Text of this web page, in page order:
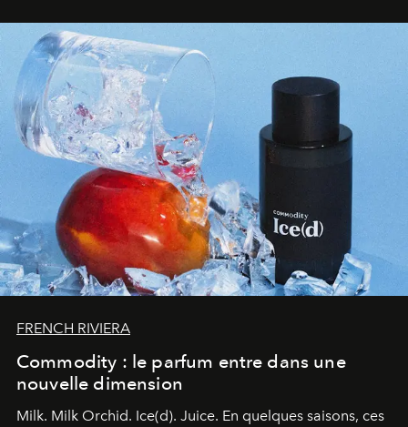
FRENCH RIVIERA
Commodity : le parfum entre dans une
nouvelle dimension
Milk. Milk Orchid. Ice(d). Juice. En quelques saisons, ces